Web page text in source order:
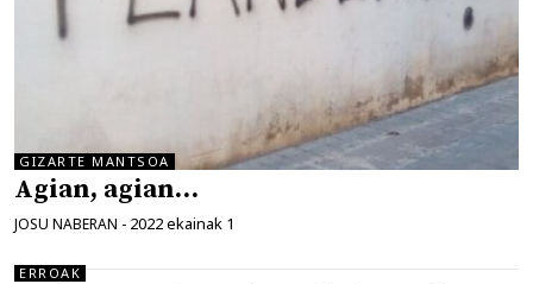
GIZARTE MANTSOA
Agian, agian…
JOSU NABERAN - 2022 ekainak 1
ERROAK